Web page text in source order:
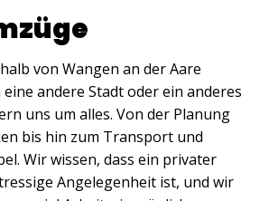
von Wangen an der Aare
andere Stadt oder ein anderes
uns um alles. Von der Planung
bis hin zum Transport und
Wir wissen, dass ein privater
Angelegenheit ist, und wir